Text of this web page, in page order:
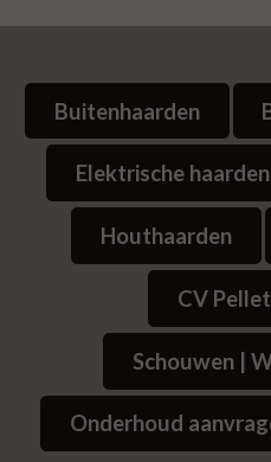
Buitenhaarden
Elektrische haarden
Houthaarden
CV
Schouwen |
Onderhoud